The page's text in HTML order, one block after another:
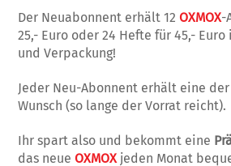
Der Neuabonnent erhält 12 OXMOX-
25,- Euro oder 24 Hefte für 45,-
und Verpackung!
Jeder Neu-Abonnent erhält eine der
Wunsch (so lange der Vorrat reicht).
Ihr spart also und bekommt eine
das neue OXMOX jeden Monat